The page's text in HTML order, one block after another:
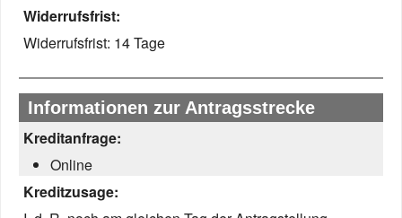
Widerrufsfrist:
Widerrufsfrist: 14 Tage
Informationen zur Antragsstrecke
Kreditanfrage:
Online
Kreditzusage: